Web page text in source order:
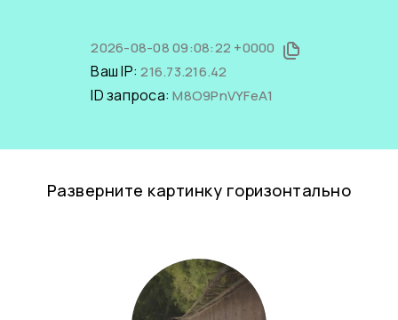
2026-08-08 09:08:22 +0000
Ваш IP:216.73.216.42
ID запроса:M8O9PnVYFeA1
Разверните картинку горизонтально